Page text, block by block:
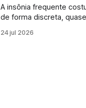
A insônia frequente
de forma discreta,
mal dormidas deixam de
24 jul 2026